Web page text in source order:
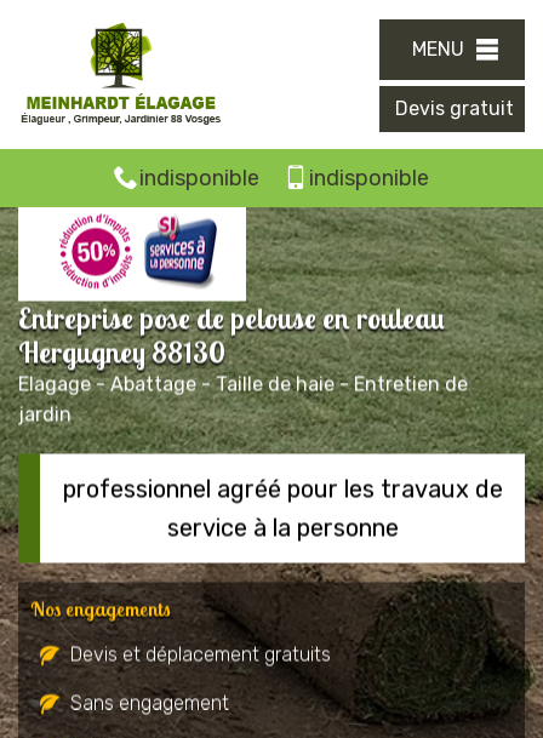
MENU
Devis gratuit
indisponible indisponible
Entreprise pose de pelouse en rouleau
Hergugney 88130
Elagage - Abattage - Taille de haie - Entretien de
jardin
professionnel agréé pour les travaux de
service à la personne
Nos engagements
Devis et déplacement gratuits
Sans engagement